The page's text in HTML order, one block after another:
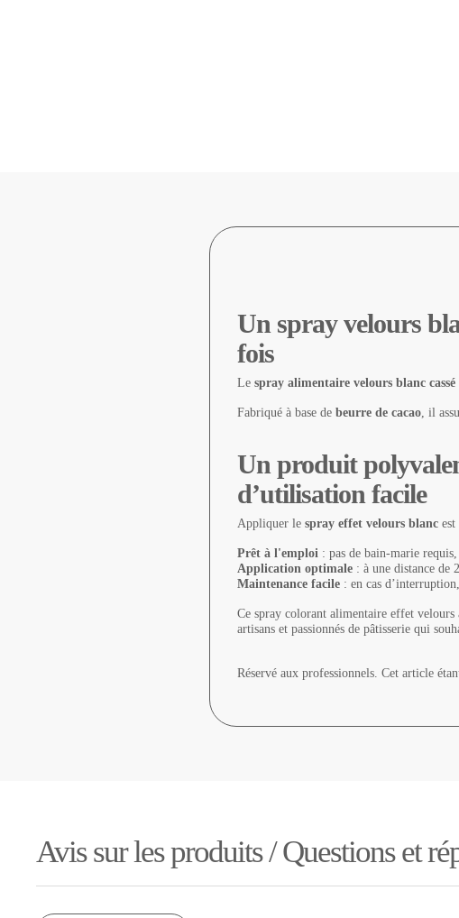
Un spray velours
fois
Le spray alimentaire velours blanc cassé
Fabriqué à base de beurre de cacao , il
Un produit
d’utilisation facile
Appliquer le spray effet velours blanc
Prêt à l'emploi : pas de bain-marie
Application optimale : à une distance
Maintenance facile : en cas
Ce spray colorant alimentaire effet velours
artisans et passionnés de pâtisserie qui
Réservé aux professionnels. Cet article
Avis sur les produits / Questions et